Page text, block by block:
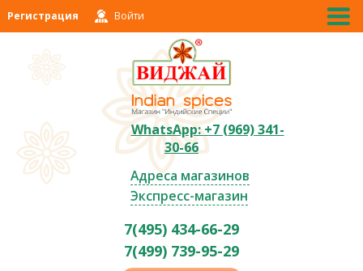
Регистрация Войти
WhatsApp: +7 (969) 341-
30-66
Адреса магазинов
Экспресс-магазин
7(495) 434-66-29
7(499) 739-95-29